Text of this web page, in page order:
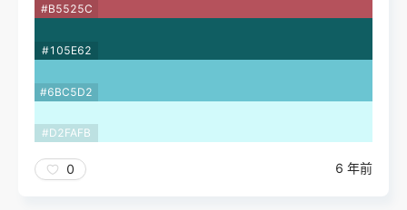
#B5525C
#105E62
#6BC5D2
#D2FAFB
0 6 年前